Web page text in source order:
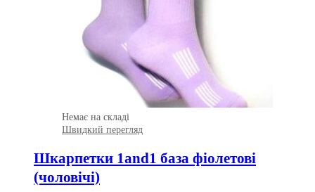
Немає на складі
Швидкий перегляд
Шкарпетки 1and1 база фіолетові
(чоловічі)